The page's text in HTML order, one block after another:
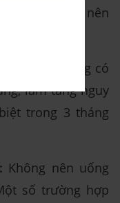
đối tượng nên
dụng:
dùng. Chè vằng có
làm tăng nguy
trong 3 tháng
Không nên uống
số trường hợp